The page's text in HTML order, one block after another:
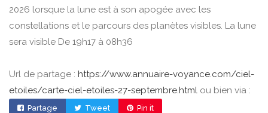
2026 lorsque la lune est à son apogée avec les
constellations et le parcours des planètes visibles. La lune
sera visible De 19h17 à 08h36
Url de partage : https://www.annuaire-voyance.com/ciel-
etoiles/carte-ciel-etoiles-27-septembre.html ou bien via :
Partage Tweet Pin it